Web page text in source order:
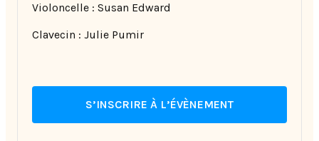
Violoncelle : Susan Edward
Clavecin : Julie Pumir
S’INSCRIRE À L’ÉVÈNEMENT